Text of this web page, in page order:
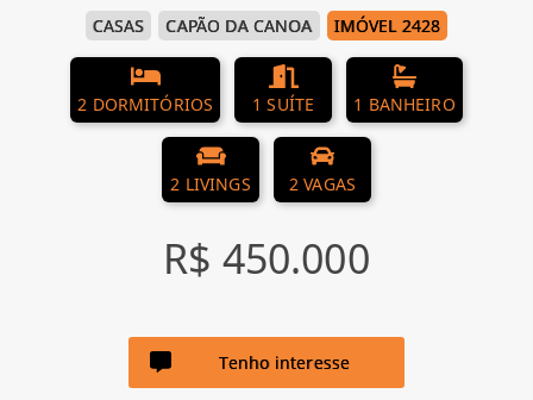
CASAS CAPÃO DA CANOA IMÓVEL 2428
2 DORMITÓRIOS 1 SUÍTE 1 BANHEIRO
2 LIVINGS 2 VAGAS
R$ 450.000
Tenho interesse